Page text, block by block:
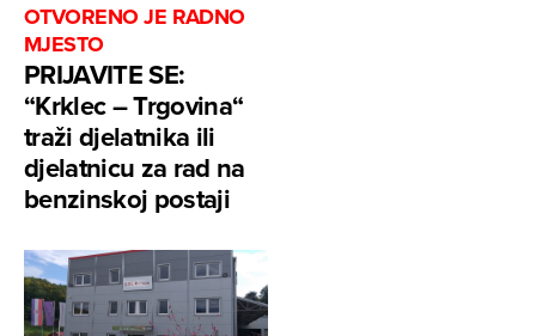
OTVORENO JE RADNO
MJESTO
PRIJAVITE SE:
“Krklec – Trgovina“
traži djelatnika ili
djelatnicu za rad na
benzinskoj postaji